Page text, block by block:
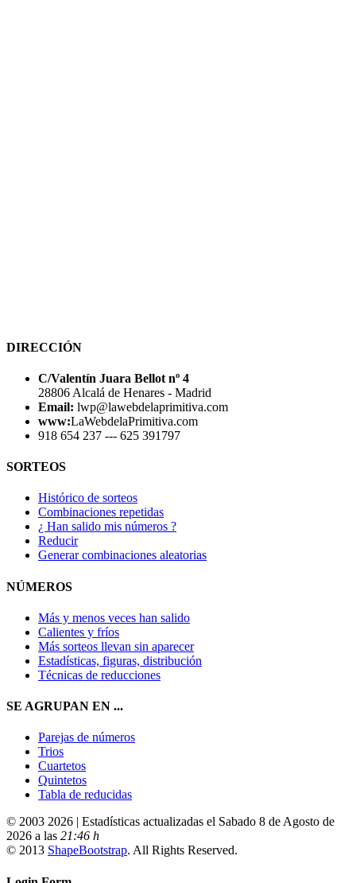
DIRECCIÓN
C/Valentín Juara Bellot nº 4
28806 Alcalá de Henares - Madrid
Email: lwp@lawebdelaprimitiva.com
www:LaWebdelaPrimitiva.com
918 654 237 --- 625 391797
SORTEOS
Histórico de sorteos
Combinaciones repetidas
¿ Han salido mis números ?
Reducir
Generar combinaciones aleatorias
NÚMEROS
Más y menos veces han salido
Calientes y fríos
Más sorteos llevan sin aparecer
Estadísticas, figuras, distribución
Técnicas de reducciones
SE AGRUPAN EN ...
Parejas de números
Trios
Cuartetos
Quintetos
Tabla de reducidas
© 2003 2026 | Estadísticas actualizadas el Sabado 8 de Agosto de
2026 a las 21:46 h
© 2013 ShapeBootstrap. All Rights Reserved.